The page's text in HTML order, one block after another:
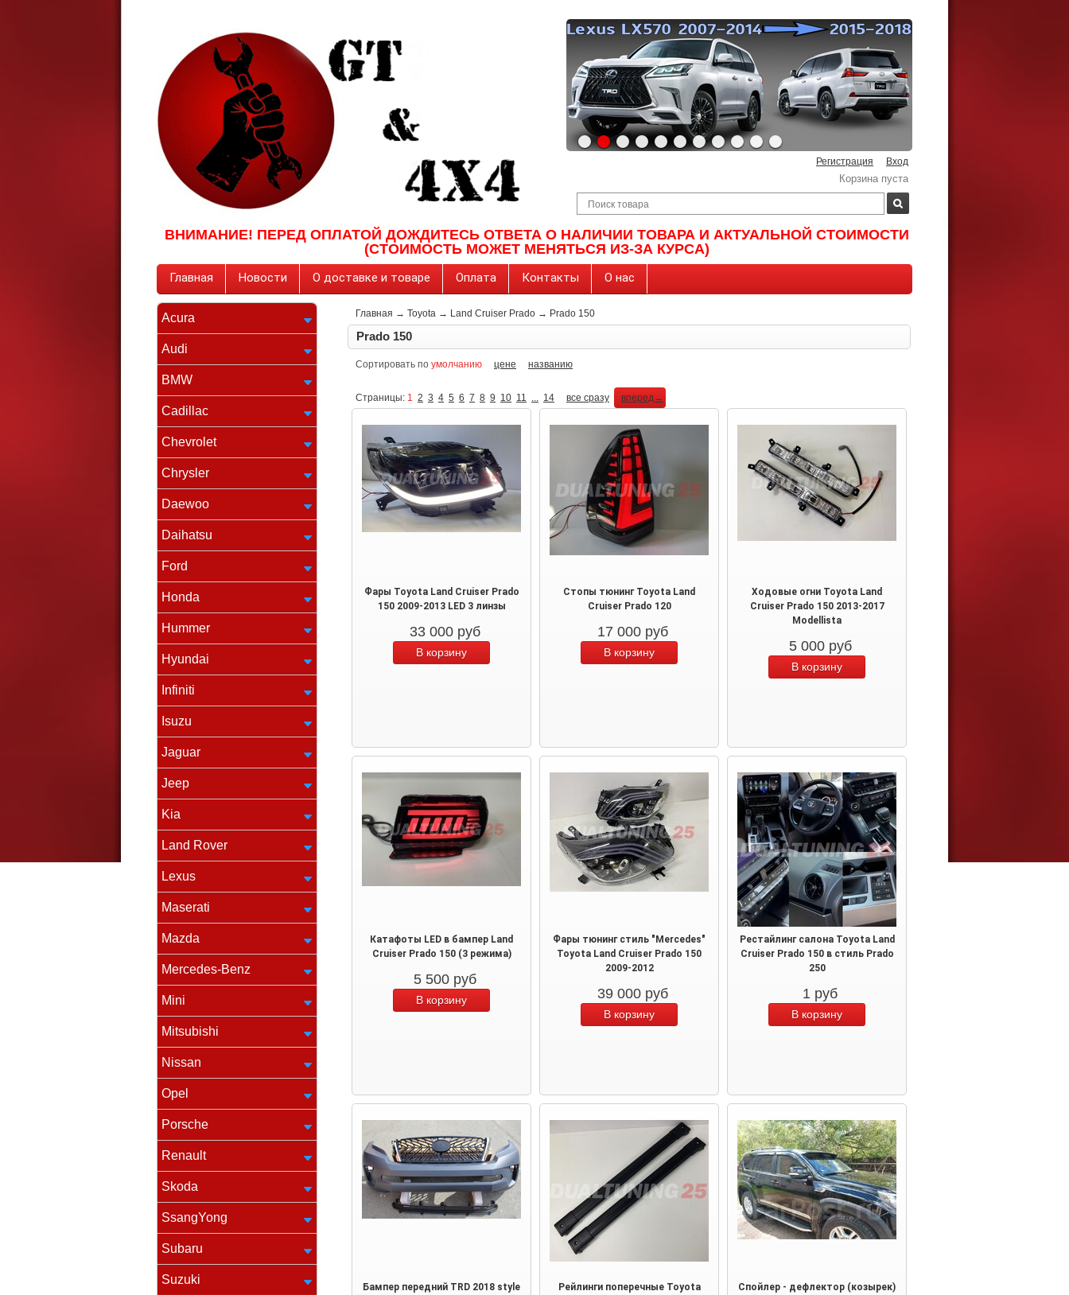
Регистрация Вход
Корзина пуста
ВНИМАНИЕ! ПЕРЕД ОПЛАТОЙ ДОЖДИТЕСЬ ОТВЕТА О НАЛИЧИИ ТОВАРА И АКТУАЛЬНОЙ СТОИМОСТИ
(СТОИМОСТЬ МОЖЕТ МЕНЯТЬСЯ ИЗ-ЗА КУРСА)
Главная Новости О доставке и товаре Оплата Контакты О нас
Acura
Audi
BMW
Cadillac
Chevrolet
Chrysler
Daewoo
Daihatsu
Ford
Honda
Hummer
Hyundai
Infiniti
Isuzu
Jaguar
Jeep
Kia
Land Rover
Lexus
Maserati
Mazda
Mercedes-Benz
Mini
Mitsubishi
Nissan
Opel
Porsche
Renault
Skoda
SsangYong
Subaru
Suzuki
Главная → Toyota → Land Cruiser Prado → Prado 150
Prado 150
Сортировать по умолчанию цене названию
Страницы: 1 2 3 4 5 6 7 8 9 10 11 ... 14 все сразу вперед→
Фары Toyota Land Cruiser Prado
150 2009-2013 LED 3 линзы
33 000 руб
Стопы тюнинг Toyota Land
Cruiser Prado 120
17 000 руб
Ходовые огни Toyota Land
Cruiser Prado 150 2013-2017
Modellista
5 000 руб
Катафоты LED в бампер Land
Cruiser Prado 150 (3 режима)
5 500 руб
Фары тюнинг стиль "Mercedes"
Toyota Land Cruiser Prado 150
2009-2012
39 000 руб
Рестайлинг салона Toyota Land
Cruiser Prado 150 в стиль Prado
250
1 руб
Бампер передний TRD 2018 style
Рейлинги поперечные Toyota
Спойлер - дефлектор (козырек)